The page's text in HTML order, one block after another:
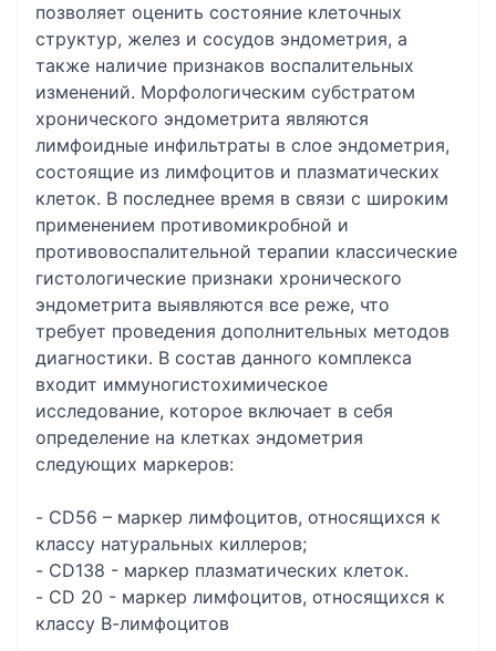
позволяет оценить состояние клеточных
структур, желез и сосудов эндометрия, а
также наличие признаков воспалительных
изменений. Морфологическим субстратом
хронического эндометрита являются
лимфоидные инфильтраты в слое эндометрия,
состоящие из лимфоцитов и плазматических
клеток. В последнее время в связи с широким
применением противомикробной и
противовоспалительной терапии классические
гистологические признаки хронического
эндометрита выявляются все реже, что
требует проведения дополнительных методов
диагностики. В состав данного комплекса
входит иммуногистохимическое
исследование, которое включает в себя
определение на клетках эндометрия
следующих маркеров:
- CD56 – маркер лимфоцитов, относящихся к
классу натуральных киллеров;
- CD138 - маркер плазматических клеток.
- CD 20 - маркер лимфоцитов, относящихся к
классу В-лимфоцитов